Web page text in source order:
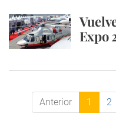
Expo
Anterior 1 2